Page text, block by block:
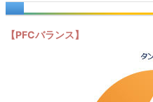
【PFCバランス】